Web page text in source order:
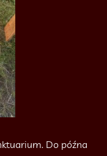
Do późna